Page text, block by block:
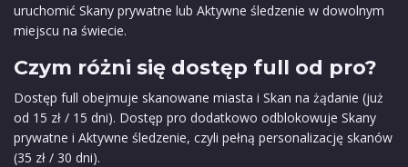
uruchomić Skany prywatne lub Aktywne śledzenie w dowolnym
miejscu na świecie.
Czym różni się dostęp full od pro?
Dostęp full obejmuje skanowane miasta i Skan na żądanie (już
od 15 zł / 15 dni). Dostęp pro dodatkowo odblokowuje Skany
prywatne i Aktywne śledzenie, czyli pełną personalizację skanów
(35 zł / 30 dni).